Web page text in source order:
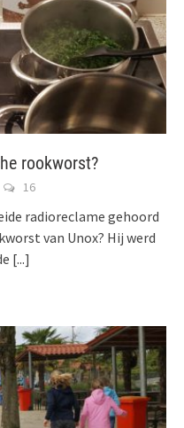
rookworst?
16
radioreclame gehoord
van Unox? Hij werd
[...]